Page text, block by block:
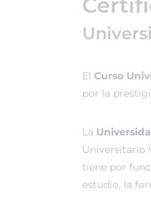
El Curso
por la
La
Universitario
tiene por
estudio, la